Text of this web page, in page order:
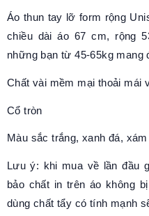
Áo thun tay lỡ form rộng
chiều dài áo 67 cm, rộng
những bạn từ 45-65kg mang
Chất vài mềm mại thoải mái
Cổ tròn
Màu sắc trắng, xanh đá, xám
Lưu ý: khi mua về lần đầu
bảo chất in trên áo không
dùng chất tẩy có tính mạnh